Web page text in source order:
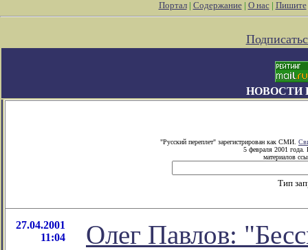
Портал| Содержание| О нас| Пишите
НОВОСТИ
"Русский переплет" зарегистрирован как СМИ.
5 февраля 2001 года.
материалов
Тип
27.04.2001
11:04
Олег Павлов: